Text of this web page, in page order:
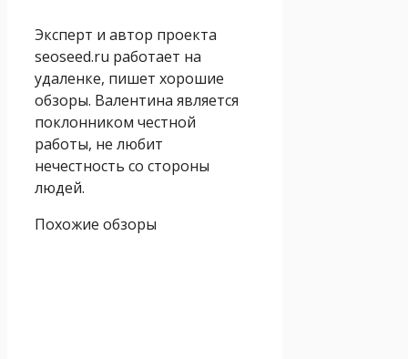
Эксперт и автор проекта
seoseed.ru работает на
удаленке, пишет хорошие
обзоры. Валентина является
поклонником честной
работы, не любит
нечестность со стороны
людей.
Похожие обзоры